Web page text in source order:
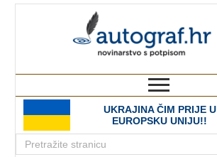
UKRAJINA ČIM PRIJE U
EUROPSKU UNIJU!!